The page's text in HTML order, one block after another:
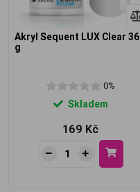
Akryl Sequent LUX Clear 36
g
0%
Skladem
169 Kč